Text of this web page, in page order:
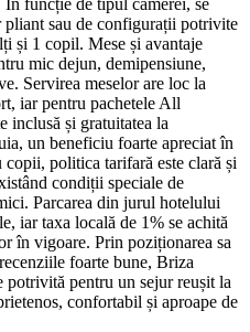
pliant sau de configurații potrivite
și 1 copil. Mese și avantaje
mic dejun, demipensiune,
Servirea meselor are loc la
iar pentru pachetele All
inclusă și gratuitatea la
un beneficiu foarte apreciat în
politica tarifară este clară și
condiții speciale de
Parcarea din jurul hotelului
iar taxa locală de 1% se achită
în vigoare. Prin poziționarea sa
foarte bune, Briza
pentru un sejur reușit la
confortabil și aproape de